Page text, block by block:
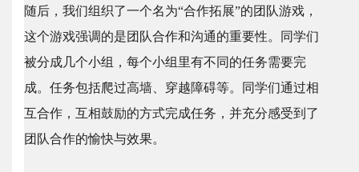
随后，我们组织了一个名为“合作拓展”的团队游戏，
这个游戏强调的是团队合作和沟通的重要性。同学们
被分成几个小组，每个小组里有不同的任务需要完
成。任务包括爬过高墙、穿越障碍等。同学们通过相
互合作，互相鼓励的方式完成任务，并充分感受到了
团队合作的愉快与效果。